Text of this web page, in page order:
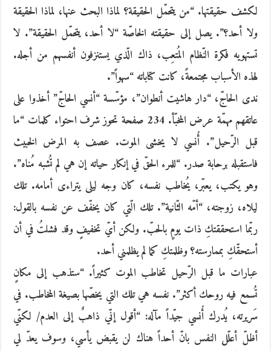
لكشف حقيقتها. “من يتحمّل الحقيقة؟ لماذا البحث عنها، لماذا الحقيقة
ولا أحد؟”. يصل إلى حقيقته الخاصّة “لا أحد، يتحمّل الحقيقة”. لا
تستهويه فكرة النّظام المُتعِب، ذاك الّذي يستنزفون أنفسهم من أجله.
لهذه الأسباب مجتمعةً، كانت كتاباته “سهواً”.
ندى الحاجّ، “دار هاشيت أنطوان”، مؤسّسة “أنسي الحاجّ” أخذوا على
عاتقهم مهمّة عرض المخبّأ. 234 صفحة تحوز شرف احتواء كلمات “ما
قبل الرّحيل”. أُنسي لا يخشى الموت. عصف به المرض الخبيث
فاستقبله برحابة صدر. “للمرء الحقّ في إنكار حياته إن هي لم تُشبه مُناه”.
وهو يكتب، يعبّر، يُخاطب نفسه، كان وجه ليلى يتراءى أمامه. تلك
ليلاه، زوجته، “أمّه الثّانية”. تلك الّتي كان يخفّف عن نفسه بالقول:
ربّما استحققتكِ ذات يومٍ بالحبّ. ولكن أيّ تخفيفٍ وقد فشلتُ في أن
أستحقّكِ بممارسته؟ وظلمتكِ كما لم يظلمني أحد.
عبارات ما قبل الرّحيل تخاطب الموت كثيراً. “ستذهب إلى مكانٍ
تُسمع فيه روحك أكثر”. نفسه هي تلك التي يخصّها بصيغة المخاطب. في
سَريرته، يُدرك أُنسي جيّداً مآله: “أقول إنّي ذاهبٌ إلى العدم/ لكنّي
أظلّ أعلّل النفس بانّ أحداً هناك لن يقبض يأسي، وسوف يعدّ لي